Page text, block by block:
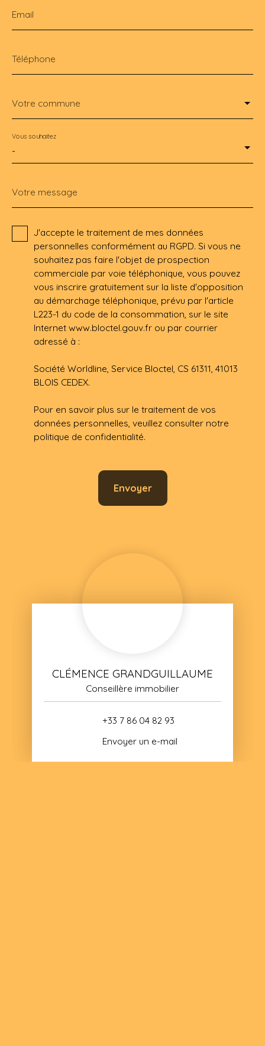
Email
Téléphone
Votre commune
-
Vous souhaitez
Votre message
J'accepte le traitement de mes données
personnelles conformément au RGPD. Si vous ne
souhaitez pas faire l'objet de prospection
commerciale par voie téléphonique, vous pouvez
vous inscrire gratuitement sur la liste d'opposition
au démarchage téléphonique, prévu par l'article
L223-1 du code de la consommation, sur le site
Internet www.bloctel.gouv.fr ou par courrier
adressé à :
Société Worldline, Service Bloctel, CS 61311, 41013
BLOIS CEDEX.
Pour en savoir plus sur le traitement de vos
données personnelles, veuillez consulter notre
politique de confidentialité.
Envoyer
CLÉMENCE GRANDGUILLAUME
Conseillère immobilier
+33 7 86 04 82 93
Envoyer un e-mail